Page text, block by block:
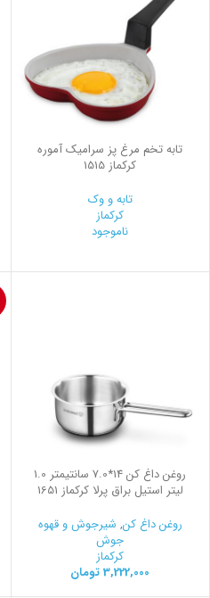
تابه تخم مرغ پز سرامیک آموره
کرکماز 1515
تابه و وک
کرکماز
ناموجود
روغن داغ کن 14*7.0 سانتیمتر 1.0
لیتر استیل براق پرلا کرکماز 1651
روغن داغ کن, شیرجوش و قهوه
جوش
کرکماز
3,222,000 تومان